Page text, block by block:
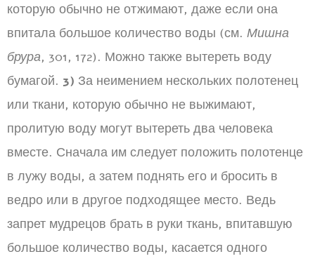
которую обычно не отжимают, даже если она
впитала большое количество воды (см. Мишна
брура, 301, 172). Можно также вытереть воду
бумагой. 3) За неимением нескольких полотенец
или ткани, которую обычно не выжимают,
пролитую воду могут вытереть два человека
вместе. Сначала им следует положить полотенце
в лужу воды, а затем поднять его и бросить в
ведро или в другое подходящее место. Ведь
запрет мудрецов брать в руки ткань, впитавшую
большое количество воды, касается одного